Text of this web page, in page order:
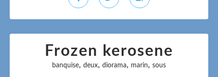
Frozen kerosene
banquise, deux, diorama, marin, sous